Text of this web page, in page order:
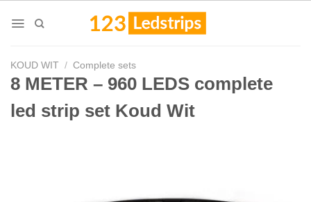
KOUD WIT / Complete sets
8 METER – 960 LEDS complete
led strip set Koud Wit